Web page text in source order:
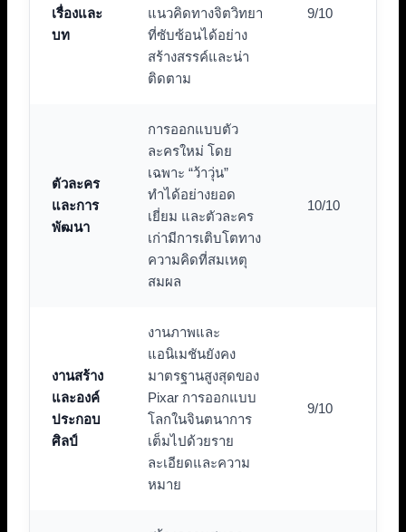
เรื่องและ
บท
แนวคิดทางจิตวิทยา
ที่ซับซ้อนได้อย่าง
สร้างสรรค์และน่า
ติดตาม
9/10
ตัวละคร
และการ
พัฒนา
การออกแบบตัว
ละครใหม่ โดย
เฉพาะ “ว้าวุ่น”
ทำได้อย่างยอด
เยี่ยม และตัวละคร
เก่ามีการเติบโตทาง
ความคิดที่สมเหตุ
สมผล
10/10
งานสร้าง
และองค์
ประกอบ
ศิลป์
งานภาพและ
แอนิเมชันยังคง
มาตรฐานสูงสุดของ
Pixar การออกแบบ
โลกในจินตนาการ
เต็มไปด้วยราย
ละเอียดและความ
หมาย
9/10